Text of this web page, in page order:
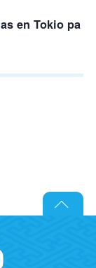
en Tokio pa